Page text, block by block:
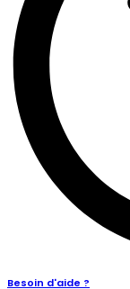
Besoin d'aide ?